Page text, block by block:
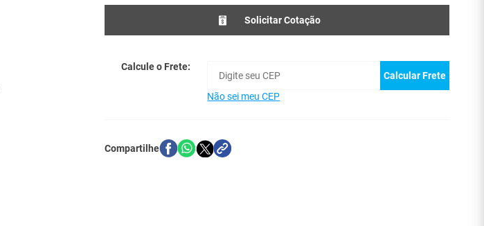
Solicitar Cotação
Calcule o Frete:
Calcular Frete
Não sei meu CEP